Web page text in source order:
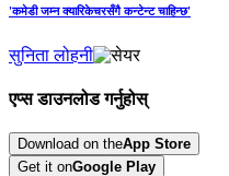
'कमेडी जम्‍न क्‍यारिकेचरसँगै कन्टेन्ट चाहिन्छ'
सुनिता लोहनी
एप्स डाउनलोड गर्नुहोस्
Download on theApp Store
Get it onGoogle Play